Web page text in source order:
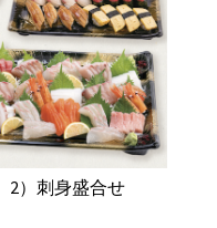
2）刺身盛合せ